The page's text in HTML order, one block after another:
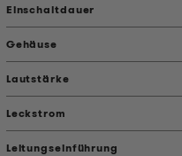
Einschaltdauer
Gehäuse
Lautstärke
Leckstrom
Leitungseinführung